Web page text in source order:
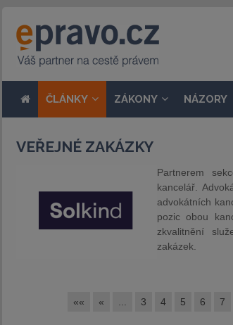
ČLÁNKY ZÁKONY NÁZORY
VEŘEJNÉ ZAKÁZKY
Partnerem
kancelář.
advokátních
pozic obou
zkvalitnění
zakázek.
«« « 3 4 5 6 7